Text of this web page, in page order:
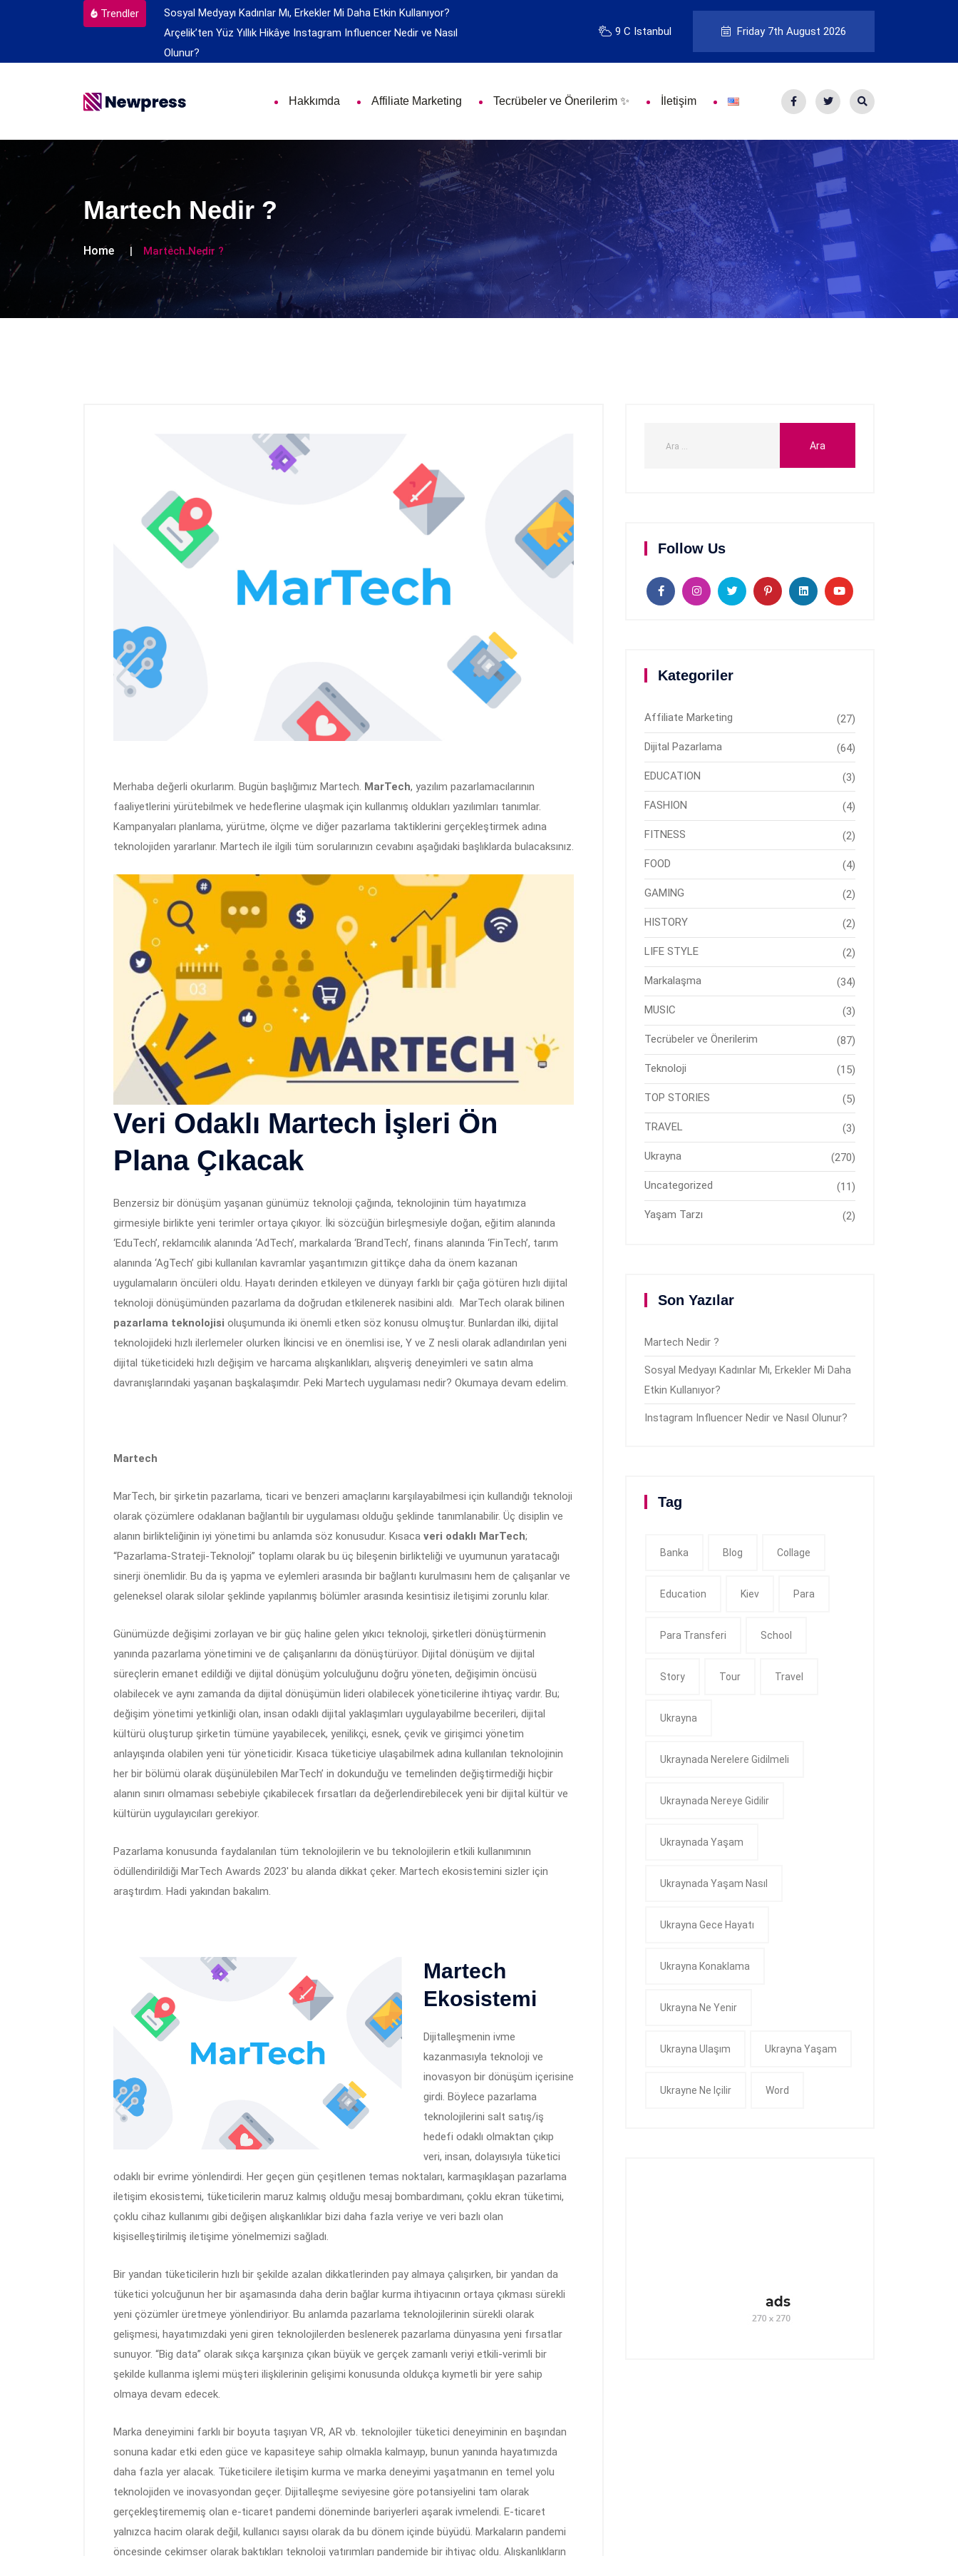
Trendler
Sosyal Medyayı Kadınlar Mı, Erkekler Mi Daha Etkin Kullanıyor?
Arçelik’ten Yüz Yıllık Hikâye Instagram Influencer Nedir ve Nasıl
Olunur?
9 C Istanbul Friday 7th August 2026
Hakkımda Affiliate Marketing Tecrübeler ve Önerilerim ✨ İletişim
Martech Nedir ?
Home Martech Nedir ?
Merhaba değerli okurlarım. Bugün başlığımız Martech. MarTech, yazılım pazarlamacılarının
faaliyetlerini yürütebilmek ve hedeflerine ulaşmak için kullanmış oldukları yazılımları tanımlar.
Kampanyaları planlama, yürütme, ölçme ve diğer pazarlama taktiklerini gerçekleştirmek adına
teknolojiden yararlanır. Martech ile ilgili tüm sorularınızın cevabını aşağıdaki başlıklarda bulacaksınız.
Veri Odaklı Martech İşleri Ön
Plana Çıkacak
Benzersiz bir dönüşüm yaşanan günümüz teknoloji çağında, teknolojinin tüm hayatımıza
girmesiyle birlikte yeni terimler ortaya çıkıyor. İki sözcüğün birleşmesiyle doğan, eğitim alanında
‘EduTech’, reklamcılık alanında ‘AdTech’, markalarda ‘BrandTech’, finans alanında ‘FinTech’, tarım
alanında ‘AgTech’ gibi kullanılan kavramlar yaşantımızın gittikçe daha da önem kazanan
uygulamaların öncüleri oldu. Hayatı derinden etkileyen ve dünyayı farklı bir çağa götüren hızlı dijital
teknoloji dönüşümünden pazarlama da doğrudan etkilenerek nasibini aldı. MarTech olarak bilinen
pazarlama teknolojisi oluşumunda iki önemli etken söz konusu olmuştur. Bunlardan ilki, dijital
teknolojideki hızlı ilerlemeler olurken İkincisi ve en önemlisi ise, Y ve Z nesli olarak adlandırılan yeni
dijital tüketicideki hızlı değişim ve harcama alışkanlıkları, alışveriş deneyimleri ve satın alma
davranışlarındaki yaşanan başkalaşımdır. Peki Martech uygulaması nedir? Okumaya devam edelim.
Martech
MarTech, bir şirketin pazarlama, ticari ve benzeri amaçlarını karşılayabilmesi için kullandığı teknoloji
olarak çözümlere odaklanan bağlantılı bir uygulaması olduğu şeklinde tanımlanabilir. Üç disiplin ve
alanın birlikteliğinin iyi yönetimi bu anlamda söz konusudur. Kısaca veri odaklı MarTech;
“Pazarlama-Strateji-Teknoloji” toplamı olarak bu üç bileşenin birlikteliği ve uyumunun yaratacağı
sinerji önemlidir. Bu da iş yapma ve eylemleri arasında bir bağlantı kurulmasını hem de çalışanlar ve
geleneksel olarak silolar şeklinde yapılanmış bölümler arasında kesintisiz iletişimi zorunlu kılar.
Günümüzde değişimi zorlayan ve bir güç haline gelen yıkıcı teknoloji, şirketleri dönüştürmenin
yanında pazarlama yönetimini ve de çalışanlarını da dönüştürüyor. Dijital dönüşüm ve dijital
süreçlerin emanet edildiği ve dijital dönüşüm yolculuğunu doğru yöneten, değişimin öncüsü
olabilecek ve aynı zamanda da dijital dönüşümün lideri olabilecek yöneticilerine ihtiyaç vardır. Bu;
değişim yönetimi yetkinliği olan, insan odaklı dijital yaklaşımları uygulayabilme becerileri, dijital
kültürü oluşturup şirketin tümüne yayabilecek, yenilikçi, esnek, çevik ve girişimci yönetim
anlayışında olabilen yeni tür yöneticidir. Kısaca tüketiciye ulaşabilmek adına kullanılan teknolojinin
her bir bölümü olarak düşünülebilen MarTech’ in dokunduğu ve temelinden değiştirmediği hiçbir
alanın sınırı olmaması sebebiyle çıkabilecek fırsatları da değerlendirebilecek yeni bir dijital kültür ve
kültürün uygulayıcıları gerekiyor.
Pazarlama konusunda faydalanılan tüm teknolojilerin ve bu teknolojilerin etkili kullanımının
ödüllendirildiği MarTech Awards 2023′ bu alanda dikkat çeker. Martech ekosistemini sizler için
araştırdım. Hadi yakından bakalım.
Martech
Ekosistemi
Dijitalleşmenin ivme
kazanmasıyla teknoloji ve
inovasyon bir dönüşüm içerisine
girdi. Böylece pazarlama
teknolojilerini salt satış/iş
hedefi odaklı olmaktan çıkıp
veri, insan, dolayısıyla tüketici
odaklı bir evrime yönlendirdi. Her geçen gün çeşitlenen temas noktaları, karmaşıklaşan pazarlama
iletişim ekosistemi, tüketicilerin maruz kalmış olduğu mesaj bombardımanı, çoklu ekran tüketimi,
çoklu cihaz kullanımı gibi değişen alışkanlıklar bizi daha fazla veriye ve veri bazlı olan
kişiselleştirilmiş iletişime yönelmemizi sağladı.
Bir yandan tüketicilerin hızlı bir şekilde azalan dikkatlerinden pay almaya çalışırken, bir yandan da
tüketici yolcuğunun her bir aşamasında daha derin bağlar kurma ihtiyacının ortaya çıkması sürekli
yeni çözümler üretmeye yönlendiriyor. Bu anlamda pazarlama teknolojilerinin sürekli olarak
gelişmesi, hayatımızdaki yeni giren teknolojilerden beslenerek pazarlama dünyasına yeni fırsatlar
sunuyor. “Big data” olarak sıkça karşınıza çıkan büyük ve gerçek zamanlı veriyi etkili-verimli bir
şekilde kullanma işlemi müşteri ilişkilerinin gelişimi konusunda oldukça kıymetli bir yere sahip
olmaya devam edecek.
Marka deneyimini farklı bir boyuta taşıyan VR, AR vb. teknolojiler tüketici deneyiminin en başından
sonuna kadar etki eden güce ve kapasiteye sahip olmakla kalmayıp, bunun yanında hayatımızda
daha fazla yer alacak. Tüketicilere iletişim kurma ve marka deneyimi yaşatmanın en temel yolu
teknolojiden ve inovasyondan geçer. Dijitalleşme seviyesine göre potansiyelini tam olarak
gerçekleştirememiş olan e-ticaret pandemi döneminde bariyerleri aşarak ivmelendi. E-ticaret
yalnızca hacim olarak değil, kullanıcı sayısı olarak da bu dönem içinde büyüdü. Markaların pandemi
öncesinde çekimser olarak baktıkları teknoloji yatırımları pandemide bir ihtiyaç oldu. Alışkanlıkların
Follow Us
Kategoriler
Affiliate Marketing (27)
Dijital Pazarlama (64)
EDUCATION (3)
FASHION (4)
FITNESS (2)
FOOD (4)
GAMING (2)
HISTORY (2)
LIFE STYLE (2)
Markalaşma (34)
MUSIC (3)
Tecrübeler ve Önerilerim (87)
Teknoloji (15)
TOP STORIES (5)
TRAVEL (3)
Ukrayna (270)
Uncategorized (11)
Yaşam Tarzı (2)
Son Yazılar
Martech Nedir ?
Sosyal Medyayı Kadınlar Mı, Erkekler Mi Daha
Etkin Kullanıyor?
Instagram Influencer Nedir ve Nasıl Olunur?
Tag
Banka Blog Collage
Education Kiev Para
Para Transferi School
Story Tour Travel
Ukrayna
Ukraynada Nerelere Gidilmeli
Ukraynada Nereye Gidilir
Ukraynada Yaşam
Ukraynada Yaşam Nasıl
Ukrayna Gece Hayatı
Ukrayna Konaklama
Ukrayna Ne Yenir
Ukrayna Ulaşım Ukrayna Yaşam
Ukrayne Ne Içilir Word